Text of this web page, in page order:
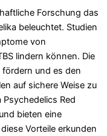
Forschung das
beleuchtet. Studien
von
lindern können. Die
und es den
auf sichere Weise zu
Red
bieten eine
Vorteile erkunden